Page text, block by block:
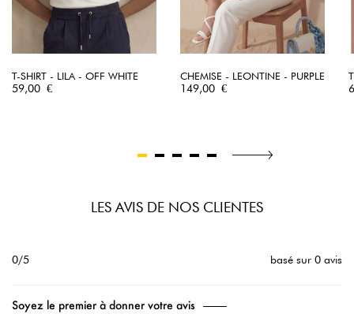
T-SHIRT - LILA - OFF WHITE
Prix
59,00 €
CHEMISE - LEONTINE - PURPLE
Prix
149,00 €
LES AVIS DE NOS CLIENTES
0/5 basé sur 0 avis
Soyez le premier à donner votre avis